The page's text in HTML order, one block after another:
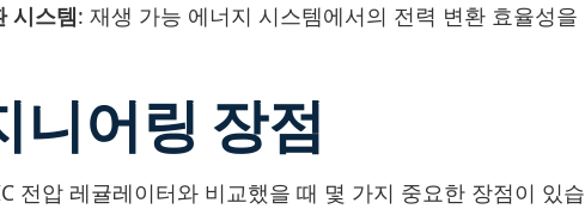
시스템: 재생 가능 에너지 시스템에서의 전력 변환 효율성을
니어링 장점
전압 레귤레이터와 비교했을 때 몇 가지 중요한 장점이 있습